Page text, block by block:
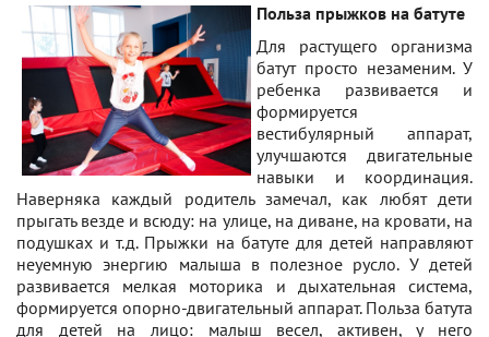
Польза прыжков на батуте
Для растущего организма
батут просто незаменим. У
ребенка развивается и
формируется
вестибулярный аппарат,
улучшаются двигательные
навыки и координация.
Наверняка каждый родитель замечал, как любят дети
прыгать везде и всюду: на улице, на диване, на кровати, на
подушках и т.д. Прыжки на батуте для детей направляют
неуемную энергию малыша в полезное русло. У детей
развивается мелкая моторика и дыхательная система,
формируется опорно-двигательный аппарат. Польза батута
для детей на лицо: малыш весел, активен, у него